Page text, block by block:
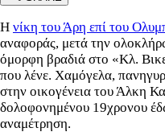
Η νίκη του Άρη επί του
αναφοράς, μετά την
όμορφη βραδιά στο «Κλ.
που λένε. Χαμόγελα,
στην οικογένεια του Άλκη
δολοφονημένου 19χρονου
αναμέτρηση.